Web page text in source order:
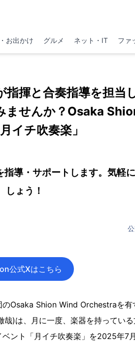
お出かけ グルメ ネット・IT ファ
揮と合奏指導を担当
ませんか？Osaka
イチ吹奏楽」
導・サポートします。気軽
しょう！
公式Xはこちら
Osaka Shion Wind Orchestraを
)は、月に一度、楽器を持ってい
ント「月イチ吹奏楽」を2025年7